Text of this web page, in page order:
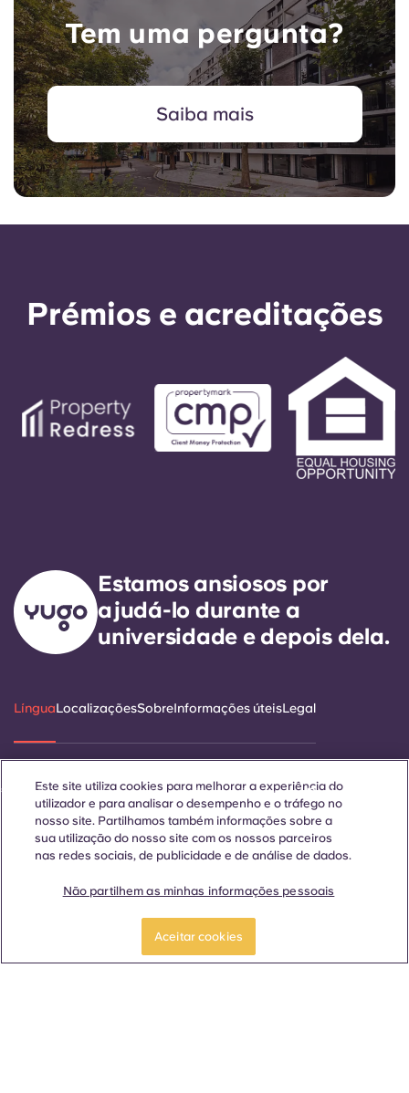
Reserve já
Tem uma pergunta?
Saiba mais
Prémios e acreditações
Estamos ansiosos por
ajudá-lo durante a
universidade e depois dela.
LínguaLocalizaçõesSobreInformações úteisLegal
Català Deutsch Italian French Portuguese
Contactar-nos
Este site utiliza cookies para melhorar a experiência do
utilizador e para analisar o desempenho e o tráfego no
nosso site. Partilhamos também informações sobre a
sua utilização do nosso site com os nossos parceiros
nas redes sociais, de publicidade e de análise de dados.
Não partilhem as minhas informações pessoais
Aceitar cookies